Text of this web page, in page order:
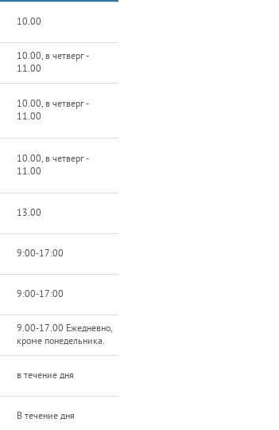
10.00
10.00, в четверг -
11.00
10.00, в четверг -
11.00
10.00, в четверг -
11.00
13.00
9:00-17:00
9:00-17:00
9.00-17.00 Ежедневно,
кроме понедельника.
в течение дня
В течение дня